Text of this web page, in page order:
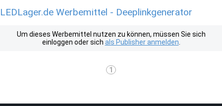
LEDLager.de Werbemittel - Deeplinkgenerator
Um dieses Werbemittel nutzen zu können, müssen Sie sich
einloggen oder sich als Publisher anmelden
1